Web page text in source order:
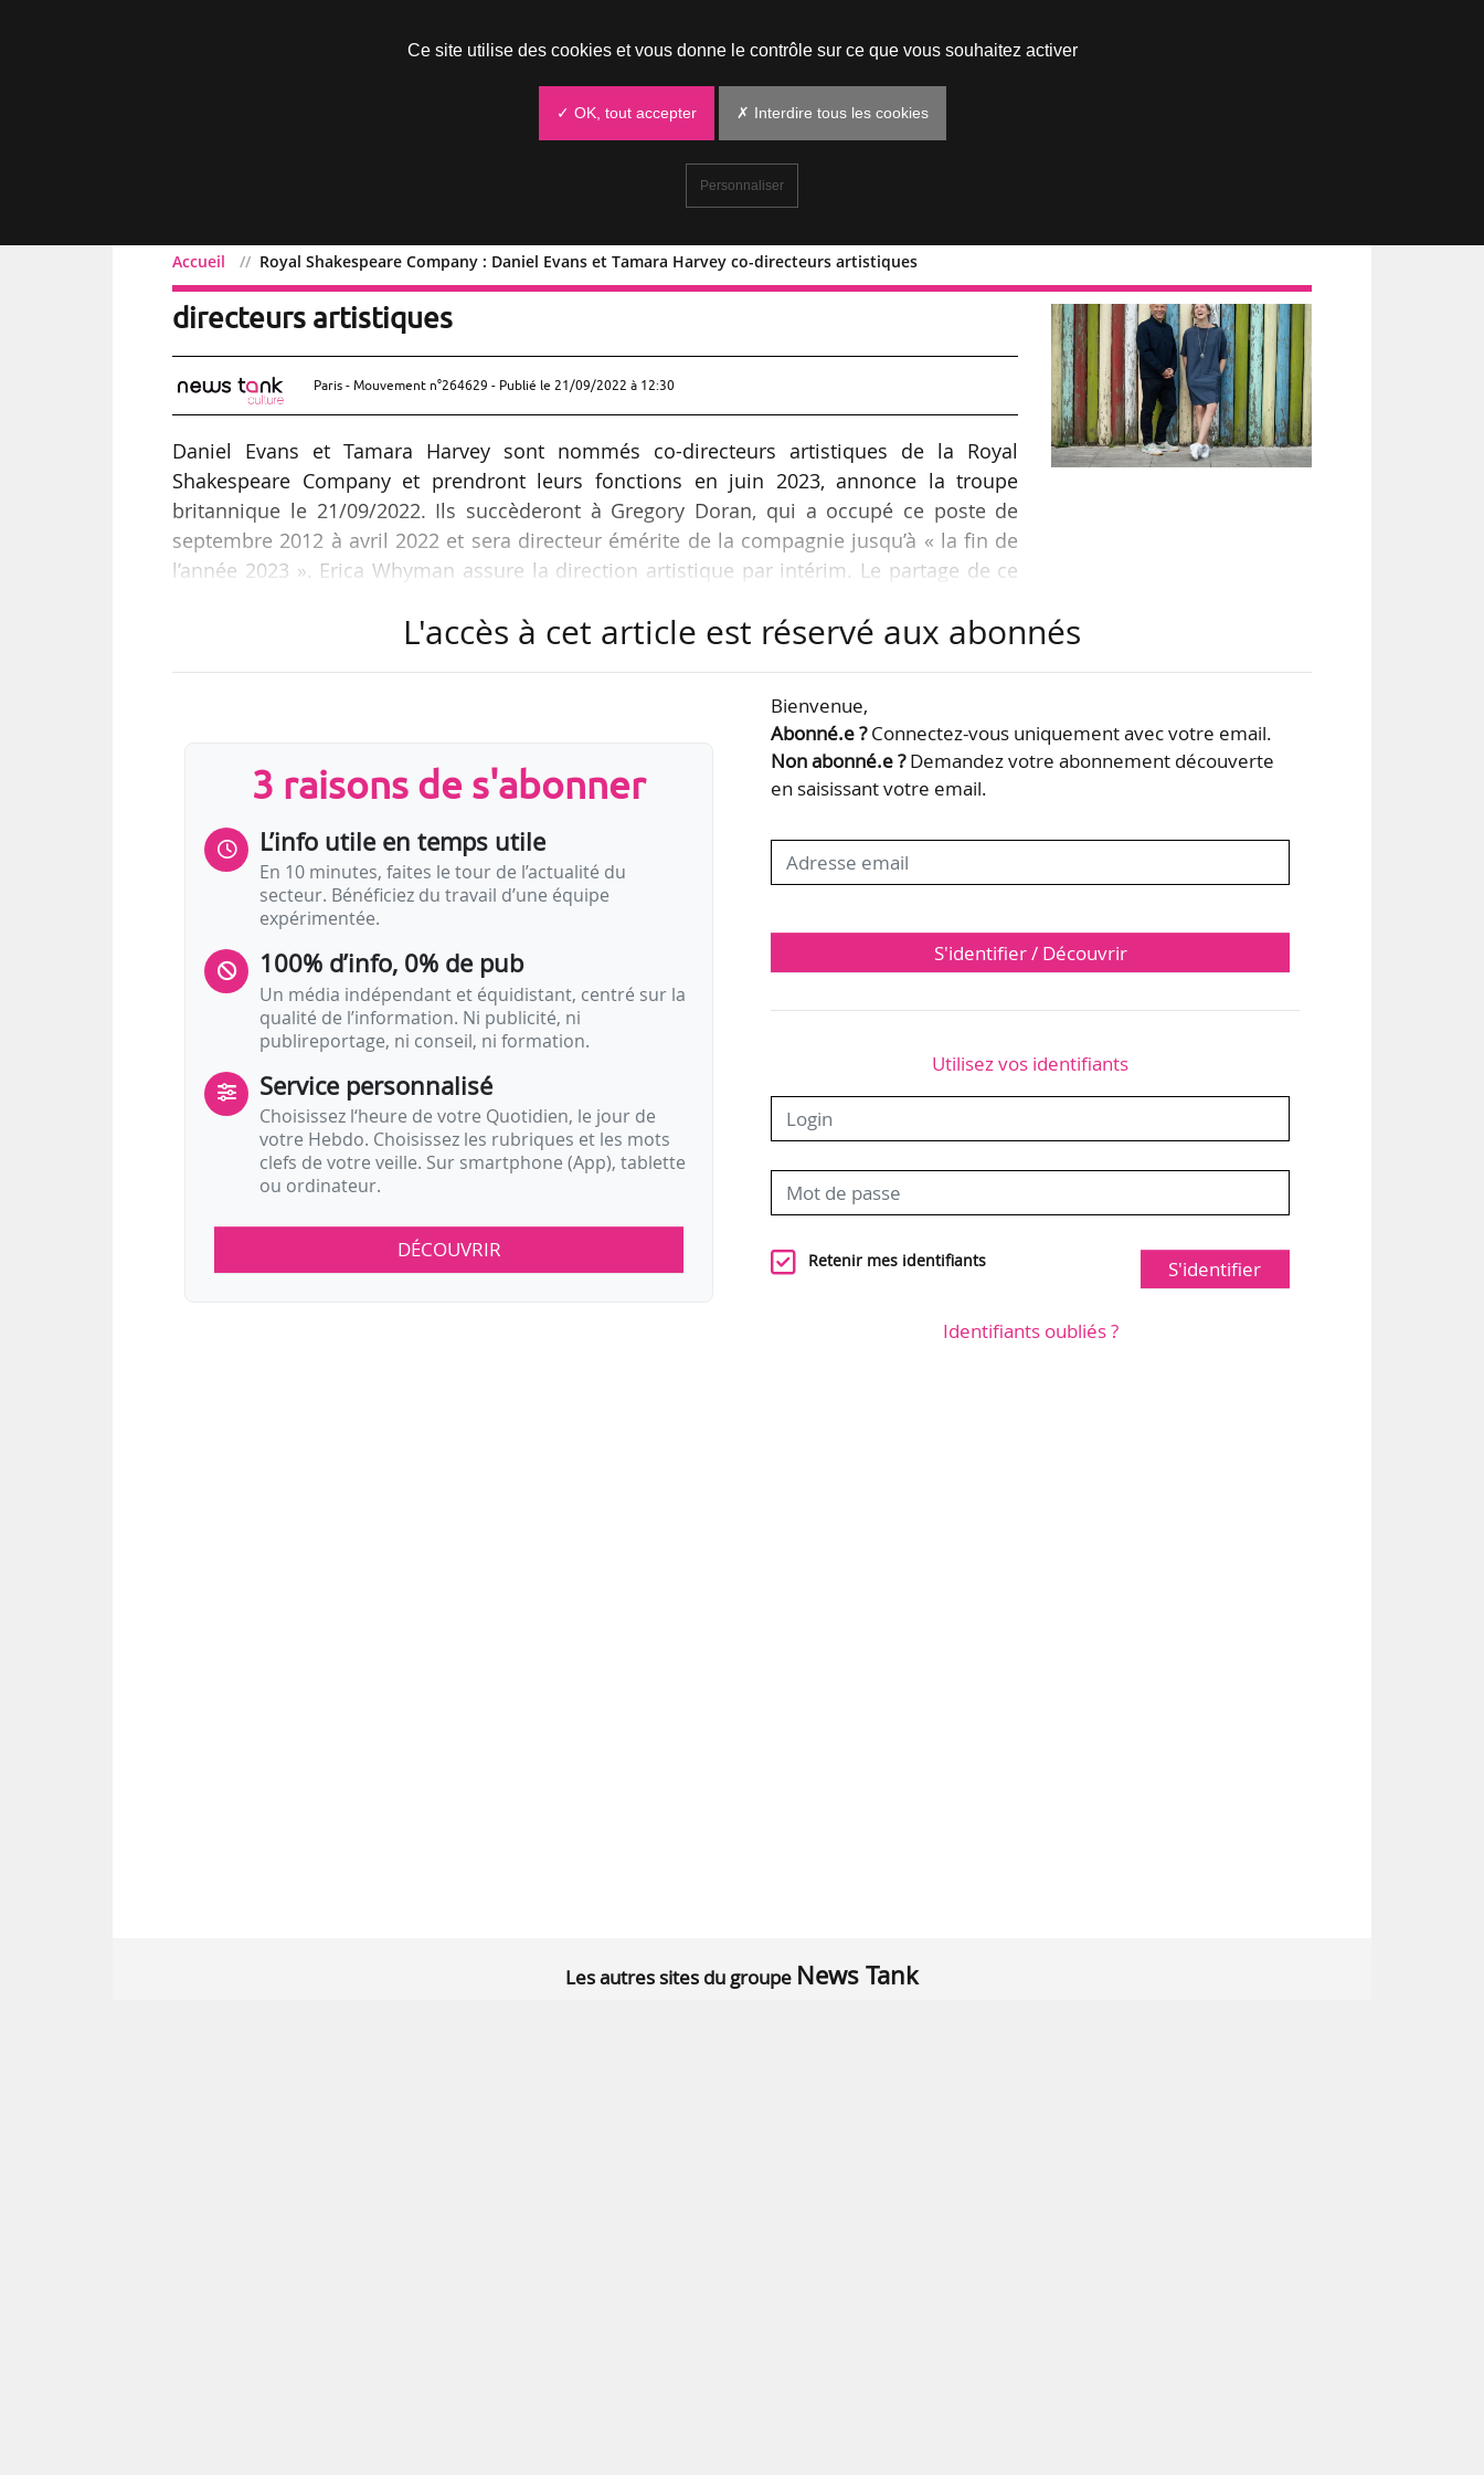
Accueil Royal Shakespeare Company : Daniel Evans et Tamara Harvey co-directeurs artistiques
Royal Shakespeare Company : Daniel Evans et Tamara Harvey co-
directeurs artistiques
Paris - Mouvement n°264629 - Publié le 21/09/2022 à 12:30
Daniel Evans et Tamara Harvey sont nommés co-directeurs artistiques de la Royal
Shakespeare Company et prendront leurs fonctions en juin 2023, annonce la troupe
britannique le 21/09/2022. Ils succèderont à Gregory Doran, qui a occupé ce poste de
septembre 2012 à avril 2022 et sera directeur émérite de la compagnie jusqu’à « la fin de
l’année 2023 ». Erica Whyman assure la direction artistique par intérim. Le partage de ce
Festival Theater (Angleterre) depuis 2016. Auparavant, il a été directeur artistique de
Sheffield Theatres (Angleterre) de 2009 à 2016. Il a débuté sa carrière de comédien…
L'accès à cet article est réservé aux abonnés
3 raisons de s'abonner
L’info utile en temps utile
En 10 minutes, faites le tour de l’actualité du
secteur. Bénéficiez du travail d’une équipe
expérimentée.
100% d’info, 0% de pub
Un média indépendant et équidistant, centré sur la
qualité de l’information. Ni publicité, ni
publireportage, ni conseil, ni formation.
Service personnalisé
Choisissez l‘heure de votre Quotidien, le jour de
votre Hebdo. Choisissez les rubriques et les mots
clefs de votre veille. Sur smartphone (App), tablette
ou ordinateur.
DÉCOUVRIR
Bienvenue,
Abonné.e ?Connectez-vous uniquement avec votre email.
Non abonné.e ?Demandez votre abonnement découverte
en saisissant votre email.
S'identifier / Découvrir
Utilisez vos identifiants
Retenir mes identifiants S'identifier
Identifiants oubliés ?
Les autres sites du groupe News Tank
Ce site utilise des cookies et vous donne le contrôle sur ce que vous souhaitez activer
✓ OK, tout accepter ✗ Interdire tous les cookies
Personnaliser